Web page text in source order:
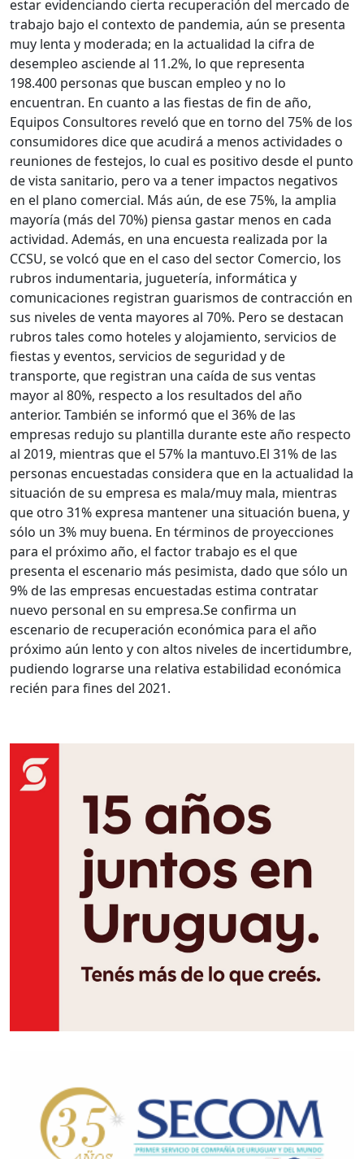
estar evidenciando cierta recuperación del mercado de
trabajo bajo el contexto de pandemia, aún se presenta
muy lenta y moderada; en la actualidad la cifra de
desempleo asciende al 11.2%, lo que representa
198.400 personas que buscan empleo y no lo
encuentran. En cuanto a las fiestas de fin de año,
Equipos Consultores reveló que en torno del 75% de los
consumidores dice que acudirá a menos actividades o
reuniones de festejos, lo cual es positivo desde el punto
de vista sanitario, pero va a tener impactos negativos
en el plano comercial. Más aún, de ese 75%, la amplia
mayoría (más del 70%) piensa gastar menos en cada
actividad. Además, en una encuesta realizada por la
CCSU, se volcó que en el caso del sector Comercio, los
rubros indumentaria, juguetería, informática y
comunicaciones registran guarismos de contracción en
sus niveles de venta mayores al 70%. Pero se destacan
rubros tales como hoteles y alojamiento, servicios de
fiestas y eventos, servicios de seguridad y de
transporte, que registran una caída de sus ventas
mayor al 80%, respecto a los resultados del año
anterior. También se informó que el 36% de las
empresas redujo su plantilla durante este año respecto
al 2019, mientras que el 57% la mantuvo.El 31% de las
personas encuestadas considera que en la actualidad la
situación de su empresa es mala/muy mala, mientras
que otro 31% expresa mantener una situación buena, y
sólo un 3% muy buena. En términos de proyecciones
para el próximo año, el factor trabajo es el que
presenta el escenario más pesimista, dado que sólo un
9% de las empresas encuestadas estima contratar
nuevo personal en su empresa.Se confirma un
escenario de recuperación económica para el año
próximo aún lento y con altos niveles de incertidumbre,
pudiendo lograrse una relativa estabilidad económica
recién para fines del 2021.